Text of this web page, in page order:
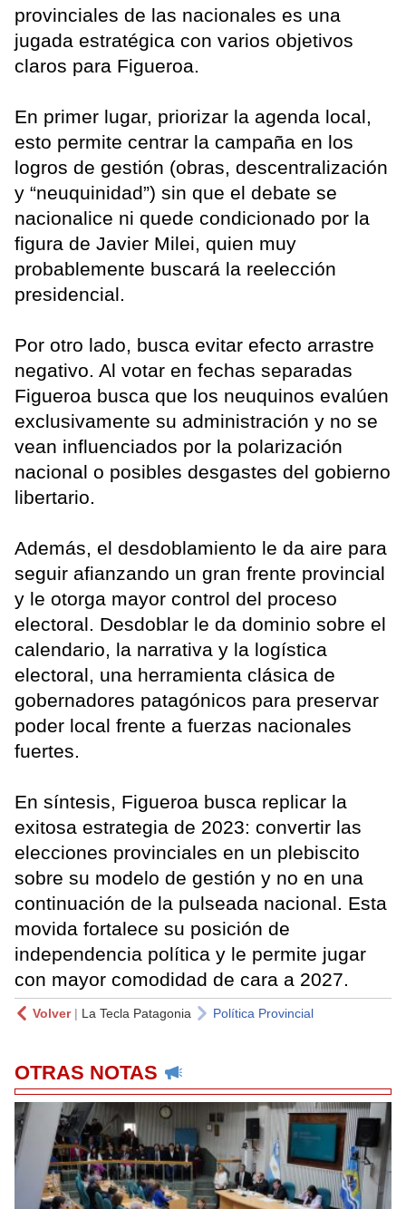
provinciales de las nacionales es una
jugada estratégica con varios objetivos
claros para Figueroa.
En primer lugar, priorizar la agenda local,
esto permite centrar la campaña en los
logros de gestión (obras, descentralización
y “neuquinidad”) sin que el debate se
nacionalice ni quede condicionado por la
figura de Javier Milei, quien muy
probablemente buscará la reelección
presidencial.
Por otro lado, busca evitar efecto arrastre
negativo. Al votar en fechas separadas
Figueroa busca que los neuquinos evalúen
exclusivamente su administración y no se
vean influenciados por la polarización
nacional o posibles desgastes del gobierno
libertario.
Además, el desdoblamiento le da aire para
seguir afianzando un gran frente provincial
y le otorga mayor control del proceso
electoral. Desdoblar le da dominio sobre el
calendario, la narrativa y la logística
electoral, una herramienta clásica de
gobernadores patagónicos para preservar
poder local frente a fuerzas nacionales
fuertes.
En síntesis, Figueroa busca replicar la
exitosa estrategia de 2023: convertir las
elecciones provinciales en un plebiscito
sobre su modelo de gestión y no en una
continuación de la pulseada nacional. Esta
movida fortalece su posición de
independencia política y le permite jugar
con mayor comodidad de cara a 2027.
Volver| La Tecla Patagonia Política Provincial
OTRAS NOTAS